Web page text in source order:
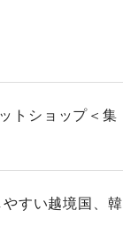
トショップ＜集
すい越境国、韓